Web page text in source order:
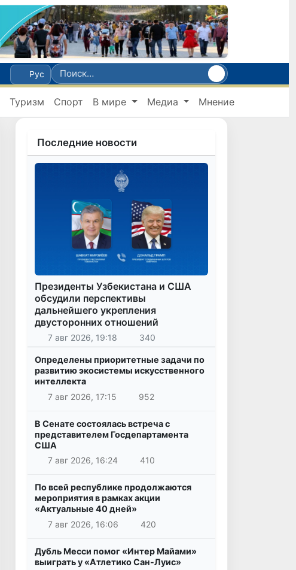
Рус
Туризм Спорт В мире Медиа Мнение
Последние новости
Президенты Узбекистана и США
обсудили перспективы
дальнейшего укрепления
двусторонних отношений
7 авг 2026, 19:18 340
Определены приоритетные задачи по
развитию экосистемы искусственного
интеллекта
7 авг 2026, 17:15
952
В Сенате состоялась встреча с
представителем Госдепартамента
США
7 авг 2026, 16:24
410
По всей республике продолжаются
мероприятия в рамках акции
«Актуальные 40 дней»
7 авг 2026, 16:06
420
Дубль Месси помог «Интер Майами»
выиграть у «Атлетико Сан-Луис»